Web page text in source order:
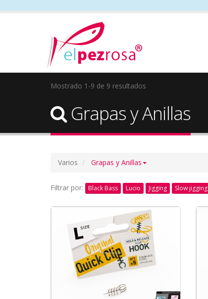
Mostrado 1-9 de 9 resultados
Grapas y Anillas
Varios Grapas y Anillas
Filtrar por: Black Bass Lucio Jigging Slow jigging